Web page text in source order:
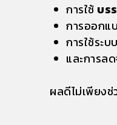
การใช้ บร
การออกแ
การใช้ระ
และการล
ผลดีไม่เพียง